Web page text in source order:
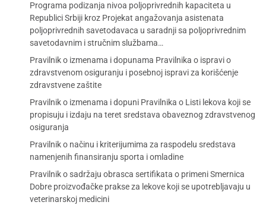
Programa podizanja nivoa poljoprivrednih kapaciteta u
Republici Srbiji kroz Projekat angažovanja asistenata
poljoprivrednih savetodavaca u saradnji sa poljoprivrednim
savetodavnim i stručnim službama…
Pravilnik o izmenama i dopunama Pravilnika o ispravi o
zdravstvenom osiguranju i posebnoj ispravi za korišćenje
zdravstvene zaštite
Pravilnik o izmenama i dopuni Pravilnika o Listi lekova koji se
propisuju i izdaju na teret sredstava obaveznog zdravstvenog
osiguranja
Pravilnik o načinu i kriterijumima za raspodelu sredstava
namenjenih finansiranju sporta i omladine
Pravilnik o sadržaju obrasca sertifikata o primeni Smernica
Dobre proizvođačke prakse za lekove koji se upotrebljavaju u
veterinarskoj medicini